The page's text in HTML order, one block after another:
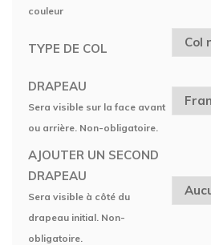
couleur
TYPE DE COL
DRAPEAU
Sera visible sur la face avant
ou arrière. Non-obligatoire.
AJOUTER UN SECOND
DRAPEAU
Sera visible à côté du
drapeau initial. Non-
obligatoire.